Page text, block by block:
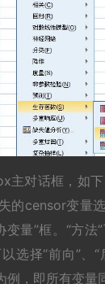
对话框，如下
的censor变量选
量”框。“方法
选择“前向”、“
例，即所有变量